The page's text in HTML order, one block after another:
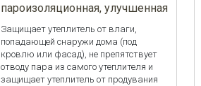
пароизоляционная, улучшенная
Защищает утеплитель от влаги,
попадающей снаружи дома (под
кровлю или фасад), не препятствует
отводу пара из самого утеплителя и
защищает утеплитель от продувания